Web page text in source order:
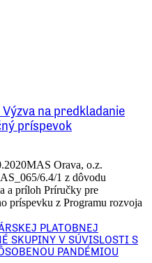
Výzva na predkladanie
príspevok
Orava, o.z.
6.4/1 z dôvodu
a príloh Príručky pre
príspevku z Programu rozvoja